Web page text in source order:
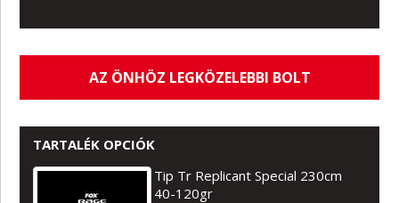
AZ ÖNHÖZ LEGKÖZELEBBI BOLT
TARTALÉK OPCIÓK
Tip Tr Replicant Special 230cm
40-120gr